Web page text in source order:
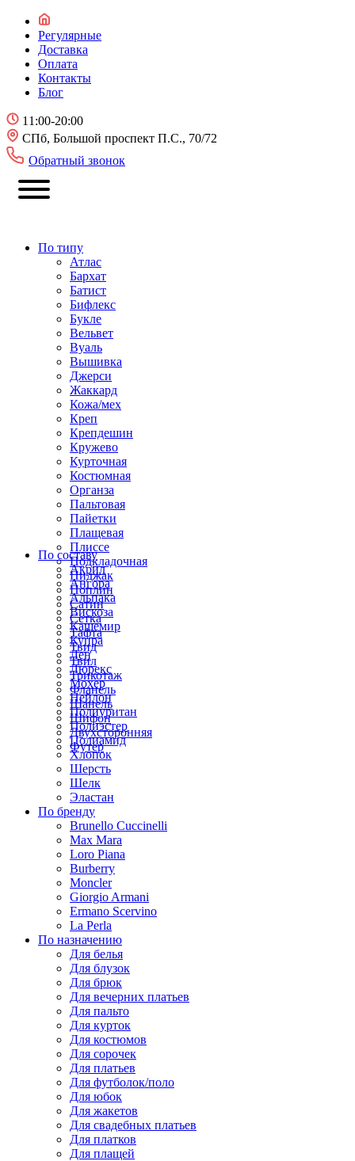
Регулярные
Доставка
Оплата
Контакты
Блог
11:00-20:00
СПб, Большой проспект П.С., 70/72
Обратный звонок
По типу
Атлас
Бархат
Батист
Бифлекс
Букле
Вельвет
Вуаль
Вышивка
Джерси
Жаккард
Кожа/мех
Креп
Крепдешин
Кружево
Курточная
Костюмная
Органза
Пальтовая
Пайетки
Плащевая
Плиссе
Подкладочная
Пиджак
Поплин
Сатин
Сетка
Тафта
Твид
Твил
Трикотаж
Фланель
Шанель
Шифон
Двухсторонняя
Футер
По составу
Акрил
Ангора
Альпака
Вискоза
Кашемир
Купра
Лен
Люрекс
Мохер
Нейлон
Полиуритан
Полиэстер
Полиамид
Хлопок
Шерсть
Шелк
Эластан
По бренду
Brunello Cuccinelli
Max Mara
Loro Piana
Burberry
Moncler
Giorgio Armani
Ermano Scervino
La Perla
По назначению
Для белья
Для блузок
Для брюк
Для вечерних платьев
Для пальто
Для курток
Для костюмов
Для сорочек
Для платьев
Для футболок/поло
Для юбок
Для жакетов
Для свадебных платьев
Для платков
Для плащей